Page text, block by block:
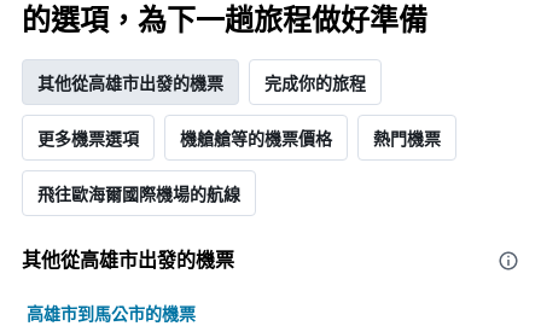
的選項，為下一趟旅程做好準備
其他從高雄市出發的機票 完成你的旅程
更多機票選項 機艙艙等的機票價格 熱門機票
​飛往歐海爾國際機場​的航線
其他從高雄市出發的機票
高雄市到馬公市的機票